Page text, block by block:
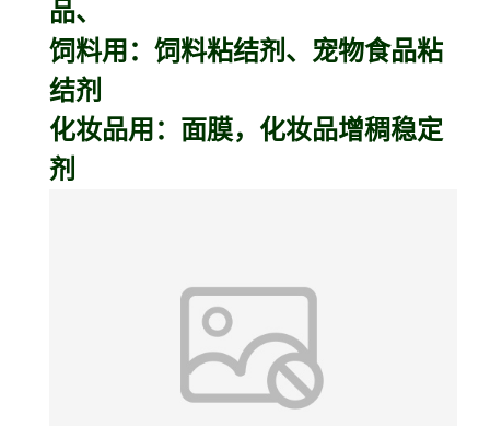
品、
饲料用：饲料粘结剂、宠物食品粘
结剂
化妆品用：面膜，化妆品增稠稳定
剂